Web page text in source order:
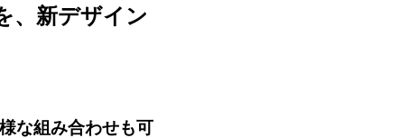
、新デザイン
な組み合わせも可